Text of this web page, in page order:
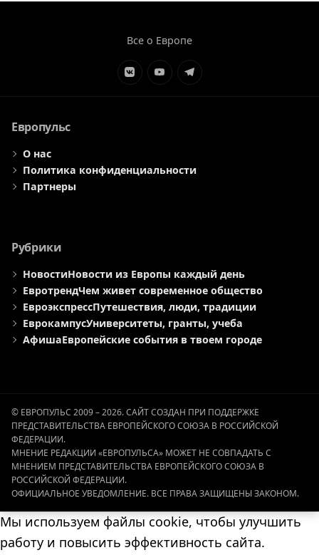
Все о Европе
ЭлементЭлементЭлемент
Европульс
О нас
Политика конфиденциальности
Партнеры
Рубрики
НовостиНовости из Европы каждый день
ЕвротрендЧем живет современное общество
ЕвроэкспрессПутешествия, люди, традиции
ЕврокампусУниверситеты, гранты, учеба
АфишаЕвропейские события в твоем городе
© ЕВРОПУЛЬС 2009 – 2026. САЙТ СОЗДАН ПРИ ПОДДЕРЖКЕ
ПРЕДСТАВИТЕЛЬСТВА ЕВРОПЕЙСКОГО СОЮЗА В РОССИЙСКОЙ
ФЕДЕРАЦИИ.
МНЕНИЕ РЕДАКЦИИ «ЕВРОПУЛЬСА» МОЖЕТ НЕ СОВПАДАТЬ С
МНЕНИЕМ ПРЕДСТАВИТЕЛЬСТВА ЕВРОПЕЙСКОГО СОЮЗА В
РОССИЙСКОЙ ФЕДЕРАЦИИ.
ОФИЦИАЛЬНОЕ УВЕДОМЛЕНИЕ. ВСЕ ПРАВА ЗАЩИЩЕНЫ ЗАКОНОМ.
Мы используем файлы cookie, чтобы улучшить
работу и повысить эффективность сайта.